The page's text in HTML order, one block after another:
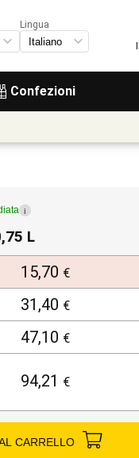
Confezioni
Lingua
i
L
15,70 €
31,40 €
47,10 €
94,21 €
CARRELLO